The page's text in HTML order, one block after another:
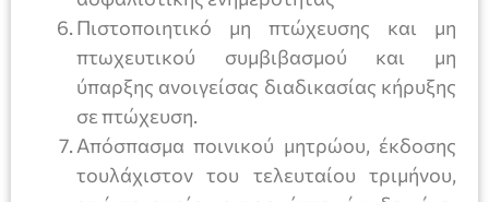
Πιστοποιητικό μη πτώχευσης και μη
πτωχευτικού συμβιβασμού και μη
ύπαρξης ανοιγείσας διαδικασίας κήρυξης
σε πτώχευση.
Απόσπασμα ποινικού μητρώου, έκδοσης
τουλάχιστον του τελευταίου τριμήνου,